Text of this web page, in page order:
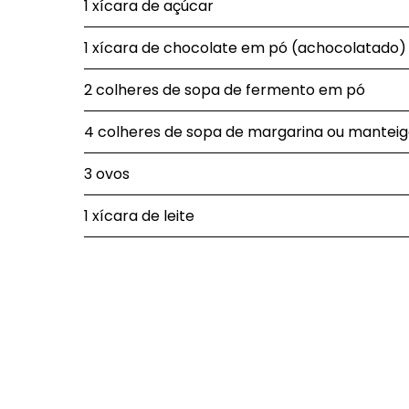
1 xícara de açúcar
1 xícara de chocolate em pó (achocolatado)
2 colheres de sopa de fermento em pó
4 colheres de sopa de margarina ou
3 ovos
1 xícara de leite